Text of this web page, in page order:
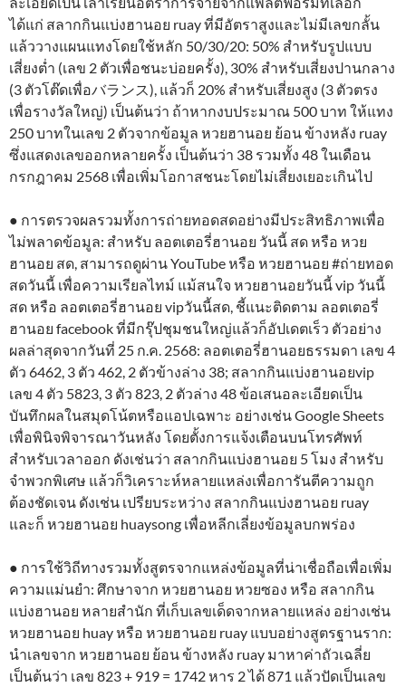
ได้แก่ สลากกินแบ่งฮานอย ruay ที่มีอัตราสูงและไม่มีเลขกลั้น
แล้ววางแผนแทงโดยใช้หลัก 50/30/20: 50% สำหรับรูปแบบ
เสี่ยงต่ำ (เลข 2 ตัวเพื่อชนะบ่อยครั้ง), 30% สำหรับเสี่ยงปานกลาง
(3 ตัวโต๊ดเพื่อバランス), แล้วก็ 20% สำหรับเสี่ยงสูง (3 ตัวตรง
เพื่อรางวัลใหญ่) เป็นต้นว่า ถ้าหากงบประมาณ 500 บาท ให้แทง
250 บาทในเลข 2 ตัวจากข้อมูล หวยฮานอย ย้อน ข้างหลัง ruay
ซึ่งแสดงเลขออกหลายครั้ง เป็นต้นว่า 38 รวมทั้ง 48 ในเดือน
กรกฎาคม 2568 เพื่อเพิ่มโอกาสชนะโดยไม่เสี่ยงเยอะเกินไป
● การตรวจผลรวมทั้งการถ่ายทอดสดอย่างมีประสิทธิภาพเพื่อ
ไม่พลาดข้อมูล: สำหรับ ลอตเตอรี่ฮานอย วันนี้ สด หรือ หวย
ฮานอย สด, สามารถดูผ่าน YouTube หรือ หวยฮานอย #ถ่ายทอด
สดวันนี้ เพื่อความเรียลไทม์ แม้สนใจ หวยฮานอยวันนี้ vip วันนี้
สด หรือ ลอตเตอรี่ฮานอย vipวันนี้สด, ชี้แนะติดตาม ลอตเตอรี่
ฮานอย facebook ที่มีกรุ๊ปชุมชนใหญ่แล้วก็อัปเดตเร็ว ตัวอย่าง
ผลล่าสุดจากวันที่ 25 ก.ค. 2568: ลอตเตอรี่ฮานอยธรรมดา เลข 4
ตัว 6462, 3 ตัว 462, 2 ตัวข้างล่าง 38; สลากกินแบ่งฮานอยvip
เลข 4 ตัว 5823, 3 ตัว 823, 2 ตัวล่าง 48 ข้อเสนอละเอียดเป็น
บันทึกผลในสมุดโน้ตหรือแอปเฉพาะ อย่างเช่น Google Sheets
เพื่อพินิจพิจารณาวันหลัง โดยตั้งการแจ้งเตือนบนโทรศัพท์
สำหรับเวลาออก ดังเช่นว่า สลากกินแบ่งฮานอย 5 โมง สำหรับ
จำพวกพิเศษ แล้วก็วิเคราะห์หลายแหล่งเพื่อการันตีความถูก
ต้องชัดเจน ดังเช่น เปรียบระหว่าง สลากกินแบ่งฮานอย ruay
และก็ หวยฮานอย huaysong เพื่อหลีกเลี่ยงข้อมูลบกพร่อง
● การใช้วิถีทางรวมทั้งสูตรจากแหล่งข้อมูลที่น่าเชื่อถือเพื่อเพิ่ม
ความแม่นยำ: ศึกษาจาก หวยฮานอย หวยซอง หรือ สลากกิน
แบ่งฮานอย หลายสํานัก ที่เก็บเลขเด็ดจากหลายแหล่ง อย่างเช่น
หวยฮานอย huay หรือ หวยฮานอย ruay แบบอย่างสูตรฐานราก:
นำเลขจาก หวยฮานอย ย้อน ข้างหลัง ruay มาหาค่าถัวเฉลี่ย
เป็นต้นว่า เลข 823 + 919 = 1742 หาร 2 ได้ 871 แล้วปัดเป็นเลข